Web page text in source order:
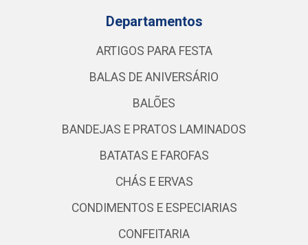
Departamentos
ARTIGOS PARA FESTA
BALAS DE ANIVERSÁRIO
BALÕES
BANDEJAS E PRATOS LAMINADOS
BATATAS E FAROFAS
CHÁS E ERVAS
CONDIMENTOS E ESPECIARIAS
CONFEITARIA